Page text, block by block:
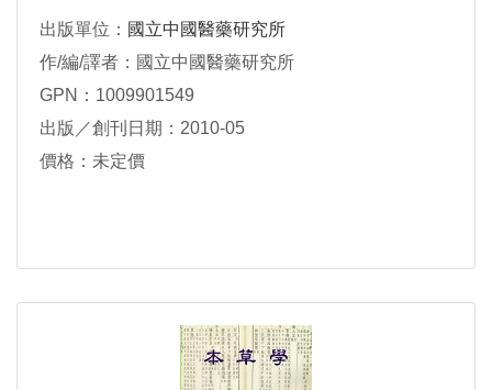
出版單位： 國立中國醫藥研究所
作/編/譯者：國立中國醫藥研究所
GPN：1009901549
出版／創刊日期：2010-05
價格：未定價